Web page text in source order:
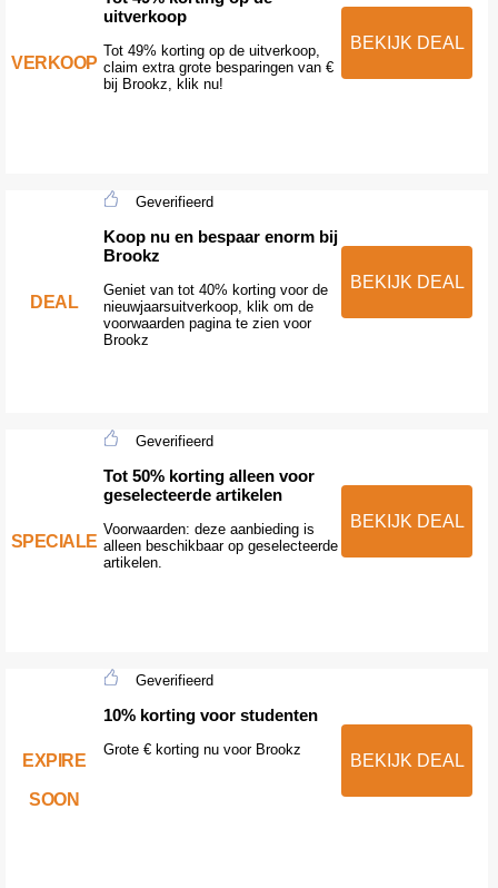
VERKOOP
uitverkoop
Tot 49% korting op de uitverkoop,
claim extra grote besparingen van €
bij Brookz, klik nu!
BEKIJK DEAL
DEAL
Geverifieerd
Koop nu en bespaar enorm bij
Brookz
Geniet van tot 40% korting voor de
nieuwjaarsuitverkoop, klik om de
voorwaarden pagina te zien voor
Brookz
BEKIJK DEAL
SPECIALE
Geverifieerd
Tot 50% korting alleen voor
geselecteerde artikelen
Voorwaarden: deze aanbieding is
alleen beschikbaar op geselecteerde
artikelen.
BEKIJK DEAL
EXPIRE
SOON
Geverifieerd
10% korting voor studenten
Grote € korting nu voor Brookz
BEKIJK DEAL